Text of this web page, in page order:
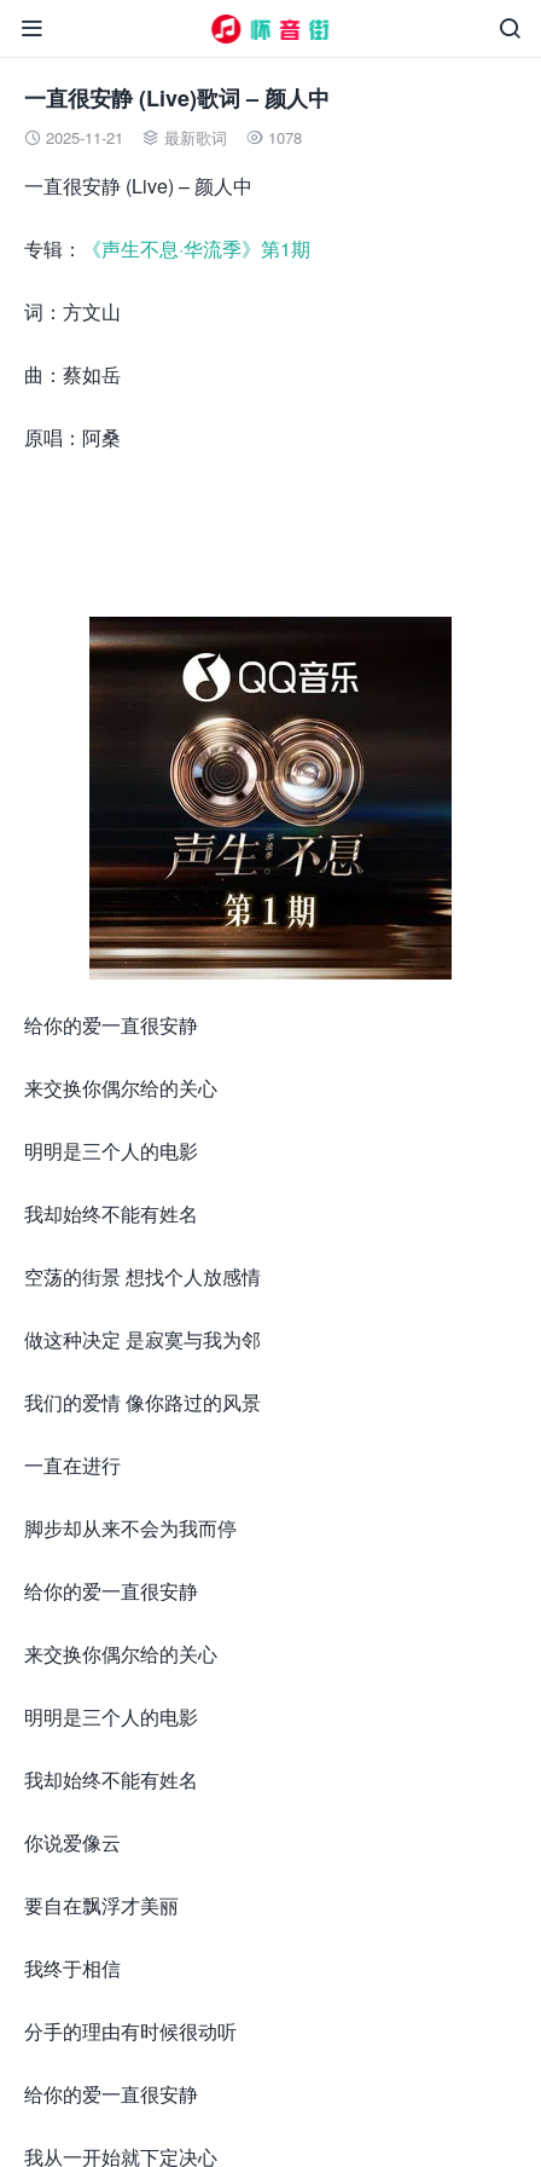


一直很安静 (Live)歌词 – 颜人中
 2025-11-21  最新歌词  1078
一直很安静 (Live) – 颜人中
专辑： 《声生不息·华流季》第1期
词：方文山
曲：蔡如岳
原唱：阿桑
给你的爱一直很安静
来交换你偶尔给的关心
明明是三个人的电影
我却始终不能有姓名
空荡的街景 想找个人放感情
做这种决定 是寂寞与我为邻
我们的爱情 像你路过的风景
一直在进行
脚步却从来不会为我而停
给你的爱一直很安静
来交换你偶尔给的关心
明明是三个人的电影
我却始终不能有姓名
你说爱像云
要自在飘浮才美丽
我终于相信
分手的理由有时候很动听
给你的爱一直很安静
我从一开始就下定决心